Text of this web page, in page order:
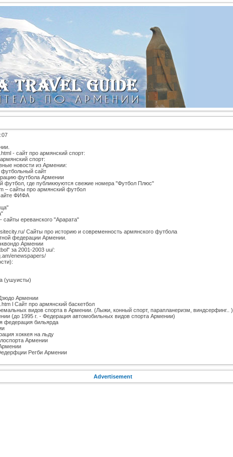
- сайт про армянский спорт:
спорт:
новости из Армении:
сайт
футбола Армении
футбол, где публикюуются свежие номера "Футбол Плюс"
– сайты про армянский футбол
ФИФА
ереванского "Арарата"
Сайты про историю и современность армянского футбола
федерации Армении.
Армении
за 2001-2003 uu/:
enewspapers/
(ушуисты)
Армении
l Сайт про армянский баскетбол
видов спорта в Армении. (Лыжи, конный спорт, парапланеризм, виндсерфинг.. )
(до 1995 г. - Федерация автомобильных видов спорта Армении)
федерация бильярда
хоккея на льду
Армении
Регби Армении
Advertisement